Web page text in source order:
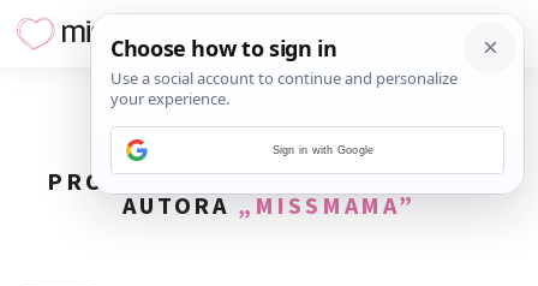
PRONAĐENO3670REZULTATA ZA
AUTORA„MISSMAMA”
Sign in with Google